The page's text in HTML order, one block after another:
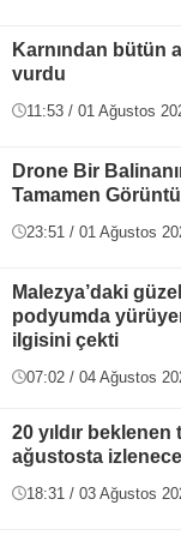
Karnından bütün
vurdu
11:53 / 01 Ağustos
Drone Bir
Tamamen
23:51 / 01 Ağustos
Malezya’daki
podyumda
ilgisini çekti
07:02 / 04 Ağustos
20 yıldır
ağustosta
18:31 / 03 Ağustos